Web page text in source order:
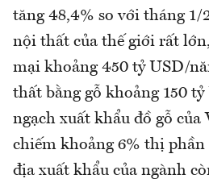
tăng 48,4% so với tháng
nội thất của thế giới rất
mại khoảng 450 tỷ USD/
thất bằng gỗ khoảng 150
ngạch xuất khẩu đồ gỗ
chiếm khoảng 6% thị phần
địa xuất khẩu của ngành